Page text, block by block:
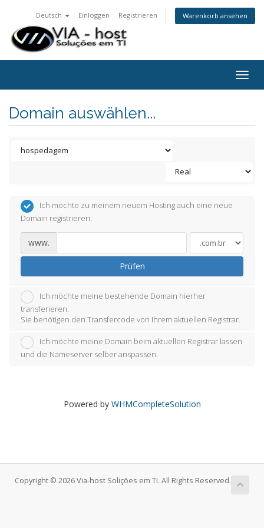
Deutsch Einloggen Registrieren Warenkorb ansehen
Domain auswählen...
Ich möchte zu meinem neuem Hosting auch eine neue
Domain registrieren.
www.
Prüfen
Ich möchte meine bestehende Domain hierher
transferieren.
Sie benötigen den Transfercode von Ihrem aktuellen Registrar.
Ich möchte meine Domain beim aktuellen Registrar lassen
und die Nameserver selber anspassen.
Powered by WHMCompleteSolution
Copyright © 2026 Via-host Solições em TI. All Rights Reserved.